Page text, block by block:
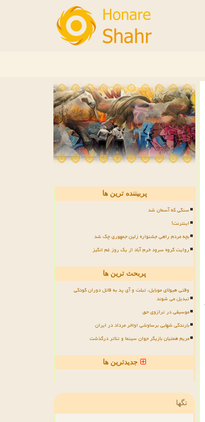
پربیننده ترین ها
سنگی که آسمان شد
اینترنت!
بچه مردم راهی جشنواره زلین جمهوری چک شد
روایت گروه سرود خرم آباد از یک روز غم انگیز
پربحث ترین ها
وقتی هیولای موبایل، تبلت و آی پد به قاتل دوران کودکی
تبدیل می شوند
موسیقی در ترازوی حق
بارندگی شهابی برساوشی اواخر مرداد در ایران
مریم همتیان بازیگر جوان سینما و تئاتر درگذشت
جدیدترین ها
تگها